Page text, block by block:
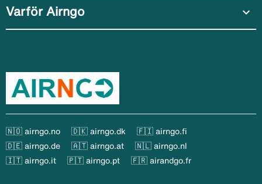
Varför Airngo expand_more
🇳🇴 airngo.no 🇩🇰 airngo.dk
🇫🇮 airngo.fi
🇩🇪 airngo.de
🇦🇹 airngo.at
🇳🇱 airngo.nl
🇮🇹 airngo.it
🇵🇹 airngo.pt 🇫🇷 airandgo.fr